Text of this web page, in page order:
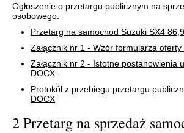
Ogłoszenie o przetargu publicznym na
osobowego:
Przetarg na samochod Suzuki SX4
Załącznik nr 1 - Wzór formularza oferty
Załącznik nr 2 - Istotne postanowienia
DOCX
Protokół z przebiegu przetargu
DOCX
2 Przetarg na sprzedaż